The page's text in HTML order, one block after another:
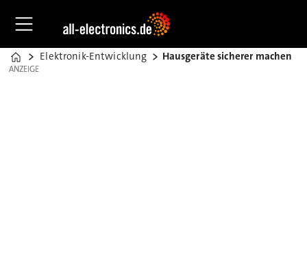
Home
Elektronik-Entwicklung Hausgeräte sicherer machen
ANZEIGE
ANZEIGE